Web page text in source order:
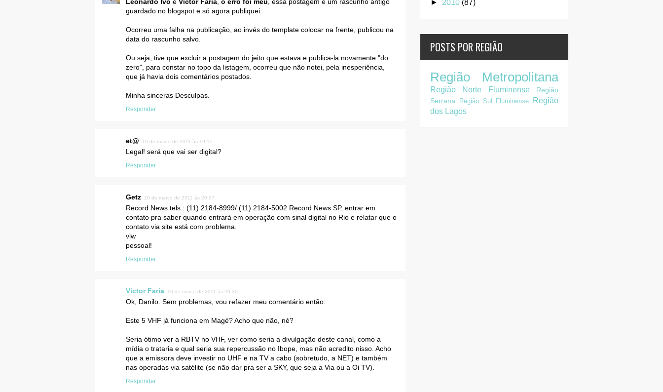
guardado no blogspot e só agora publiquei.
Ocorreu uma falha na publicação, ao invés do template colocar na frente, publicou na
data do rascunho salvo.
Ou seja, tive que excluir a postagem do jeito que estava e publica-la novamente "do
zero", para constar no topo da listagem, ocorreu que não notei, pela inesperiência,
que já havia dois comentários postados.
Minha sinceras Desculpas.
Responder
et@ 10 de março de 2011 às 19:15
Legal! será que vai ser digital?
Responder
Getz 10 de março de 2011 às 20:27
Record News tels.: (11) 2184-8999/ (11) 2184-5002 Record News SP, entrar em
contato pra saber quando entrará em operação com sinal digital no Rio e relatar que o
contato via site está com problema.
vlw
pessoal!
Responder
Victor Faria 10 de março de 2011 às 20:30
Ok, Danilo. Sem problemas, vou refazer meu comentário então:
Este 5 VHF já funciona em Magé? Acho que não, né?
Seria ótimo ver a RBTV no VHF, ver como seria a divulgação deste canal, como a
mídia o trataria e qual seria sua repercussão no Ibope, mas não acredito nisso. Acho
que a emissora deve investir no UHF e na TV a cabo (sobretudo, a NET) e também
nas operadas via satélite (se não dar pra ser a SKY, que seja a Via ou a Oi TV).
Responder
► 2010 (87)
POSTS POR REGIÃO
Região Metropolitana
Região Norte Fluminense
Região
Serrana
Região Sul Fluminense
Região
dos Lagos